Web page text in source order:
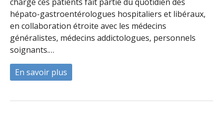
hépato-gastroentérologues hospitaliers et libéraux,
en collaboration étroite avec les médecins
généralistes, médecins addictologues, personnels
soignants.…
En savoir plus